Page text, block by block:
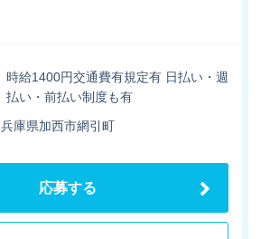
時給1400円交通費有規定有 日払い・週
払い・前払い制度も有
兵庫県加西市網引町
応募する